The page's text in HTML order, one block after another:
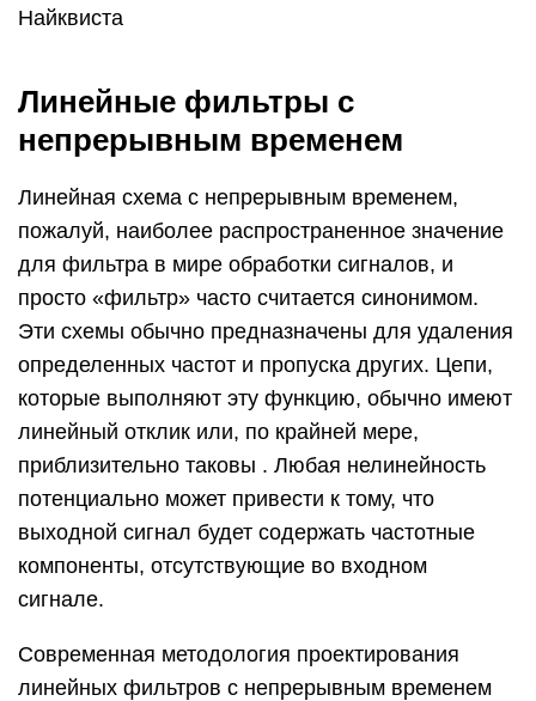
Найквиста
Линейные фильтры с
непрерывным временем
Линейная схема с непрерывным временем,
пожалуй, наиболее распространенное значение
для фильтра в мире обработки сигналов, и
просто «фильтр» часто считается синонимом.
Эти схемы обычно предназначены для удаления
определенных частот и пропуска других. Цепи,
которые выполняют эту функцию, обычно имеют
линейный отклик или, по крайней мере,
приблизительно таковы . Любая нелинейность
потенциально может привести к тому, что
выходной сигнал будет содержать частотные
компоненты, отсутствующие во входном
сигнале.
Современная методология проектирования
линейных фильтров с непрерывным временем